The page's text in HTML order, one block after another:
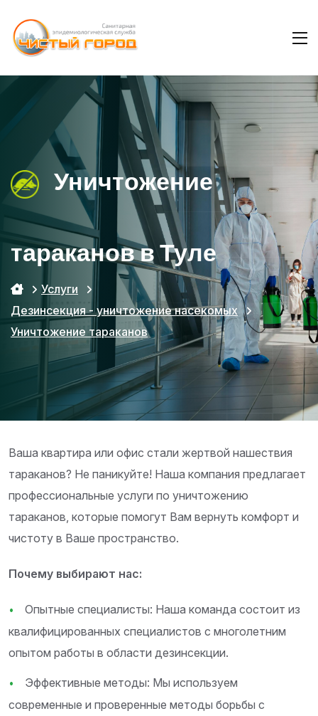
Уничтожение
тараканов в Туле
Услуги
Дезинсекция - уничтожение насекомых
Уничтожение тараканов
Ваша квартира или офис стали жертвой нашествия
тараканов? Не паникуйте! Наша компания предлагает
профессиональные услуги по уничтожению
тараканов, которые помогут Вам вернуть комфорт и
чистоту в Ваше пространство.
Почему выбирают нас:
Опытные специалисты: Наша команда состоит из
квалифицированных специалистов с многолетним
опытом работы в области дезинсекции.
Эффективные методы: Мы используем
современные и проверенные методы борьбы с